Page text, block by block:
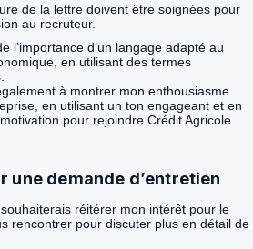
de la lettre doivent être soignées pour
au recruteur.
l’importance d’un langage adapté au
en utilisant des termes
à montrer mon enthousiasme
en utilisant un ton engageant et en
pour rejoindre Crédit Agricole
une demande d’entretien
réitérer mon intérêt pour le
rencontrer pour discuter plus en détail de